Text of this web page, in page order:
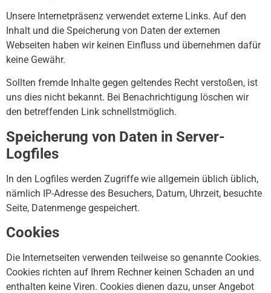
Unsere Internetpräsenz verwendet externe Links. Auf den
Inhalt und die Speicherung von Daten der externen
Webseiten haben wir keinen Einfluss und übernehmen dafür
keine Gewähr.
Sollten fremde Inhalte gegen geltendes Recht verstoßen, ist
uns dies nicht bekannt. Bei Benachrichtigung löschen wir
den betreffenden Link schnellstmöglich.
Speicherung von Daten in Server-
Logfiles
In den Logfiles werden Zugriffe wie allgemein üblich üblich,
nämlich IP-Adresse des Besuchers, Datum, Uhrzeit, besuchte
Seite, Datenmenge gespeichert.
Cookies
Die Internetseiten verwenden teilweise so genannte Cookies.
Cookies richten auf Ihrem Rechner keinen Schaden an und
enthalten keine Viren. Cookies dienen dazu, unser Angebot